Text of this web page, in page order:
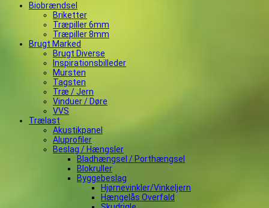
Biobrændsel
Briketter
Træpiller 6mm
Træpiller 8mm
Brugt Marked
Brugt Diverse
Inspirationsbilleder
Mursten
Tagsten
Træ / Jern
Vinduer / Døre
VVS
Trælast
Akustikpanel
Aluprofiler
Beslag / Hængsler
Bladhængsel / Porthængsel
Blokruller
Byggebeslag
Hjørnevinkler/Vinkeljern
Hængelås Overfald